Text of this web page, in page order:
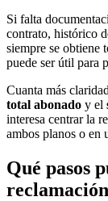
Si falta
contrato, histórico
siempre se obtiene
puede ser útil para
Cuanta más
total abonado y el
interesa centrar la
ambos planos o en
Qué pasos